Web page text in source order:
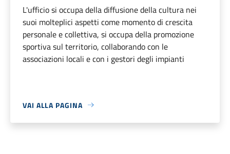
L'ufficio si occupa della diffusione della cultura nei
suoi molteplici aspetti come momento di crescita
personale e collettiva, si occupa della promozione
sportiva sul territorio, collaborando con le
associazioni locali e con i gestori degli impianti
VAI ALLA PAGINA